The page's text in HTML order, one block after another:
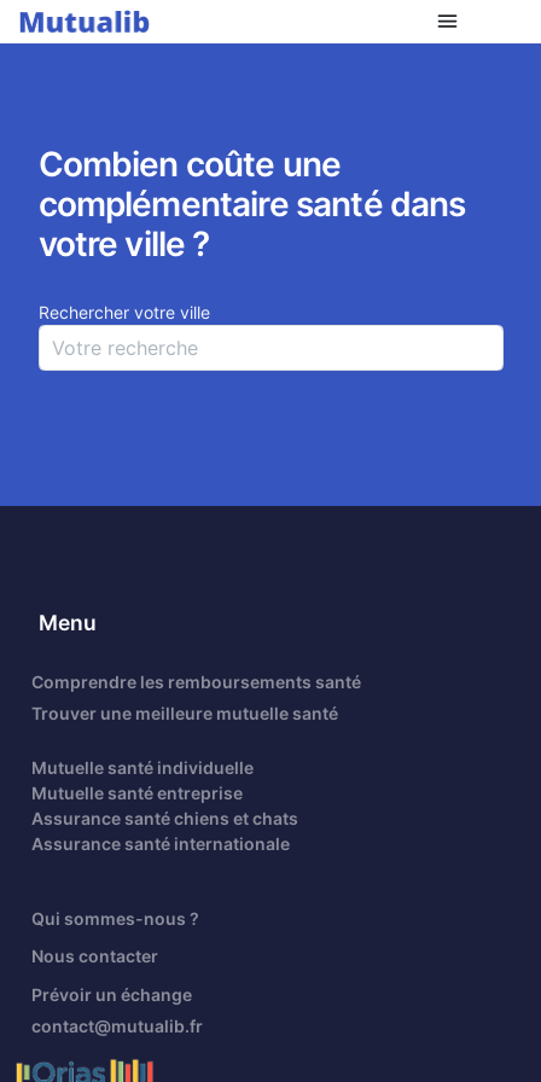
Comparer les mutuelles
Combien coûte une
complémentaire santé dans
votre ville ?
Rechercher votre ville
Menu
Comprendre les remboursements santé
Trouver une meilleure mutuelle santé
Mutuelle santé individuelle
Mutuelle santé entreprise
Assurance santé chiens et chats
Assurance santé internationale
Qui sommes-nous ?
Nous contacter
Prévoir un échange
contact@mutualib.fr